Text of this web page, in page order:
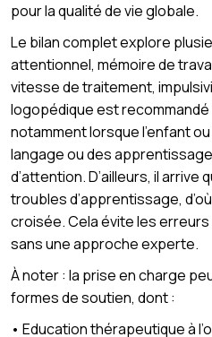
pour la qualité de vie globale.
Le bilan complet explore
attentionnel, mémoire de
vitesse de traitement,
logopédique est
notamment lorsque l’enfant
langage ou des
d’attention. D’ailleurs, il arrive
troubles d’apprentissage,
croisée. Cela évite les
sans une approche experte.
À noter : la prise en charge
formes de soutien, dont :
• Education thérapeutique à